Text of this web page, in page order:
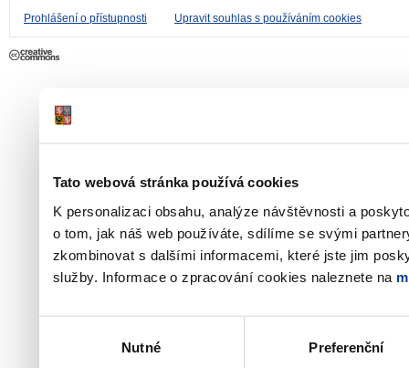
Tato webová stránka používá cookies
K personalizaci obsahu, analýze návštěvnosti a
o tom, jak náš web používáte, sdílíme se svými
zkombinovat s dalšími informacemi, které jste jim
služby. Informace o zpracování cookies naleznete na
Nutné Preferenční
Prohlášení o přístupnosti Upravit souhlas s používáním cookies